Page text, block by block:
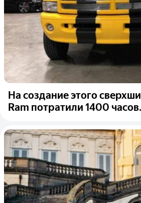
На создание этого
Ram потратили 1400